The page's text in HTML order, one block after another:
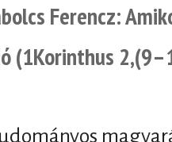
Ferencz:
(1Korinthus